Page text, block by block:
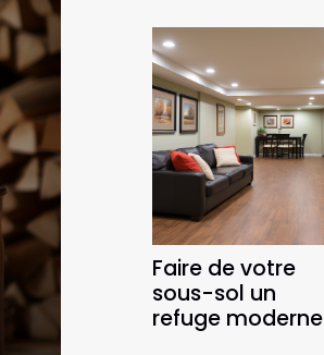
Faire de votre
sous-sol un
refuge moderne